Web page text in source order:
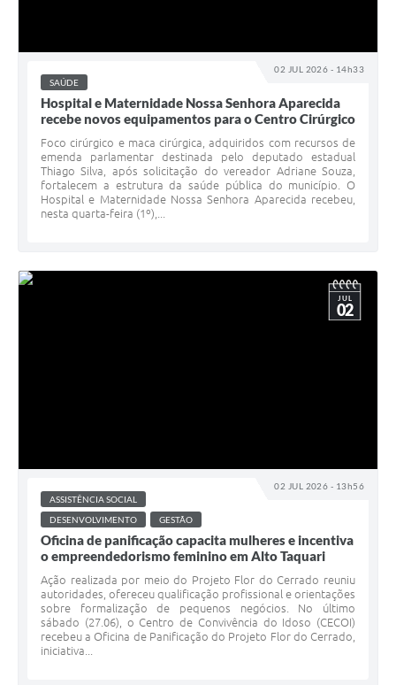
02 JUL 2026 - 14h33
SAÚDE
Hospital e Maternidade Nossa Senhora Aparecida
recebe novos equipamentos para o Centro Cirúrgico
Foco cirúrgico e maca cirúrgica, adquiridos com recursos de
emenda parlamentar destinada pelo deputado estadual
Thiago Silva, após solicitação do vereador Adriane Souza,
fortalecem a estrutura da saúde pública do município. O
Hospital e Maternidade Nossa Senhora Aparecida recebeu,
nesta quarta-feira (1º),...
02 JUL 2026 - 13h56
JUL
02
ASSISTÊNCIA SOCIAL
DESENVOLVIMENTO
GESTÃO
Oficina de panificação capacita mulheres e incentiva
o empreendedorismo feminino em Alto Taquari
Ação realizada por meio do Projeto Flor do Cerrado reuniu
autoridades, ofereceu qualificação profissional e orientações
sobre formalização de pequenos negócios. No último
sábado (27.06), o Centro de Convivência do Idoso (CECOI)
recebeu a Oficina de Panificação do Projeto Flor do Cerrado,
iniciativa...